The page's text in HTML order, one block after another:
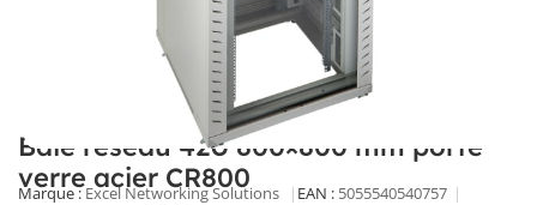
Baie réseau 42U 800×800 mm porte
verre acier CR800
Marque : Excel Networking Solutions EAN : 5055540540757